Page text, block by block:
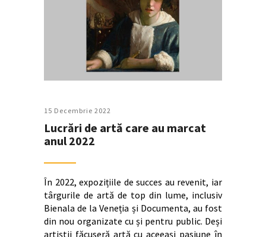
15 Decembrie 2022
Lucrări de artă care au marcat
anul 2022
În 2022, expozițiile de succes au revenit, iar
târgurile de artă de top din lume, inclusiv
Bienala de la Veneția și Documenta, au fost
din nou organizate cu și pentru public. Deși
artiștii făcuseră artă cu aceeași pasiune în